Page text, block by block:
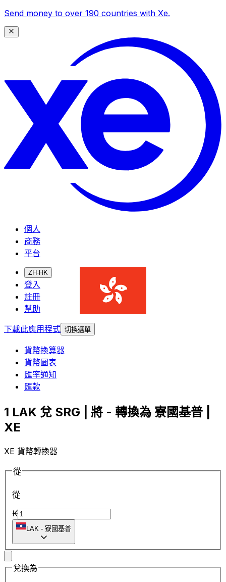
Send money to over 190 countries with Xe.
個人
商務
平台
ZH-HK
登入
註冊
幫助
下載此應用程式 切換選單
貨幣換算器
貨幣圖表
匯率通知
匯款
1 LAK 兌 SRG | 將 - 轉換為 寮國基普 |
XE
XE 貨幣轉換器
從
從
₭
LAK - 寮國基普
兌換為